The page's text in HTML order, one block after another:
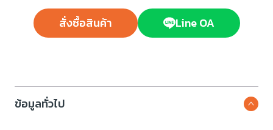
สั่งซื้อสินค้า Line OA
ข้อมูลทั่วไป